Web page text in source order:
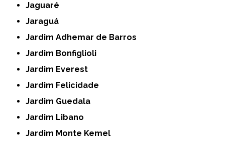
Jaguaré
Jaraguá
Jardim Adhemar de Barros
Jardim Bonfiglioli
Jardim Everest
Jardim Felicidade
Jardim Guedala
Jardim Libano
Jardim Monte Kemel